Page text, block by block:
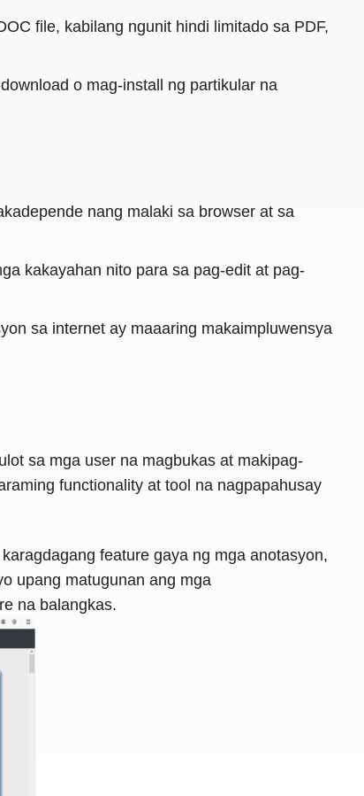
file, kabilang ngunit hindi limitado sa PDF,
o mag-install ng partikular na
nang malaki sa browser at sa
kakayahan nito para sa pag-edit at pag-
sa internet ay maaaring makaimpluwensya
sa mga user na magbukas at makipag-
functionality at tool na nagpapahusay
feature gaya ng mga anotasyon,
upang matugunan ang mga
na balangkas.